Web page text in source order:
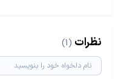
نظرات (1)